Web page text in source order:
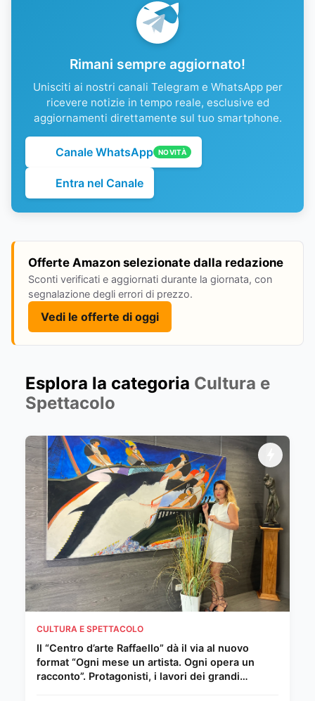
Rimani sempre aggiornato!
Unisciti ai nostri canali Telegram e WhatsApp per
ricevere notizie in tempo reale, esclusive ed
aggiornamenti direttamente sul tuo smartphone.
Canale WhatsApp NOVITÀ
Entra nel Canale
Offerte Amazon selezionate dalla redazione
Sconti verificati e aggiornati durante la giornata, con
segnalazione degli errori di prezzo.
Vedi le offerte di oggi
Esplora la categoria Cultura e
Spettacolo
CULTURA E SPETTACOLO
Il “Centro d’arte Raffaello” dà il via al nuovo
format “Ogni mese un artista. Ogni opera un
racconto”. Protagonisti, i lavori dei grandi